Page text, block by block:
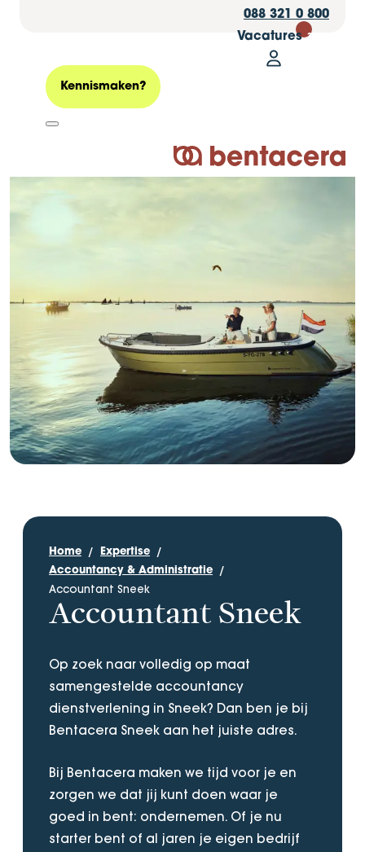
088 321 0 800
Vacatures 30
Mijn
Logo Bentacera
Kennismaken?
Home
Expertise
Accountancy & Administratie
Accountant Sneek
Accountant Sneek
Op zoek naar volledig op maat
samengestelde accountancy
dienstverlening in Sneek? Dan ben je bij
Bentacera Sneek aan het juiste adres.
Bij Bentacera maken we tijd voor je en
zorgen we dat jij kunt doen waar je
goed in bent: ondernemen. Of je nu
starter bent of al jaren je eigen bedrijf